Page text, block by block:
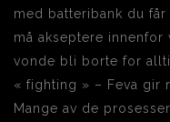
med batteribank du
må akseptere innenfor
vonde bli borte for
« fighting » – Feva gir
Mange av de